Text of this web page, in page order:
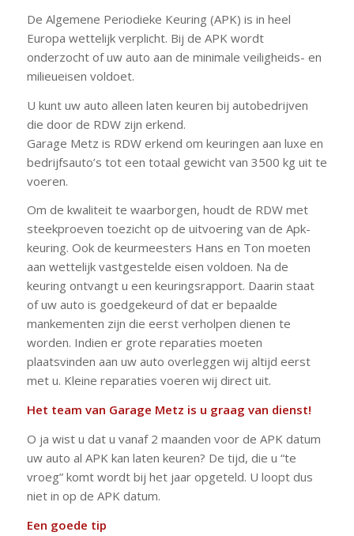
De Algemene Periodieke Keuring (APK) is in heel
Europa wettelijk verplicht. Bij de APK wordt
onderzocht of uw auto aan de minimale veiligheids- en
milieueisen voldoet.
U kunt uw auto alleen laten keuren bij autobedrijven
die door de RDW zijn erkend.
Garage Metz is RDW erkend om keuringen aan luxe en
bedrijfsauto’s tot een totaal gewicht van 3500 kg uit te
voeren.
Om de kwaliteit te waarborgen, houdt de RDW met
steekproeven toezicht op de uitvoering van de Apk-
keuring. Ook de keurmeesters Hans en Ton moeten
aan wettelijk vastgestelde eisen voldoen. Na de
keuring ontvangt u een keuringsrapport. Daarin staat
of uw auto is goedgekeurd of dat er bepaalde
mankementen zijn die eerst verholpen dienen te
worden. Indien er grote reparaties moeten
plaatsvinden aan uw auto overleggen wij altijd eerst
met u. Kleine reparaties voeren wij direct uit.
Het team van Garage Metz is u graag van dienst!
O ja wist u dat u vanaf 2 maanden voor de APK datum
uw auto al APK kan laten keuren? De tijd, die u “te
vroeg” komt wordt bij het jaar opgeteld. U loopt dus
niet in op de APK datum.
Een goede tip